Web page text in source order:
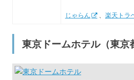
じゃらん 、 楽天トラ
東京ドームホテル（東京